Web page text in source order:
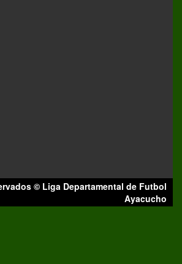
© Liga Departamental de Futbol
Ayacucho